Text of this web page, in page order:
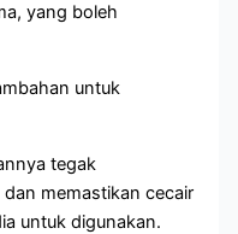
yang boleh
untuk
tegak
memastikan cecair
untuk digunakan.